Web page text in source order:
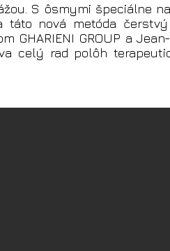
S ôsmymi špeciálne
nová metóda
GROUP a
celý rad polôh